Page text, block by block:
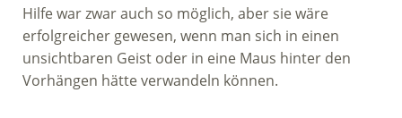
Hilfe war zwar auch so möglich, aber sie wäre
erfolgreicher gewesen, wenn man sich in einen
unsichtbaren Geist oder in eine Maus hinter den
Vorhängen hätte verwandeln können.